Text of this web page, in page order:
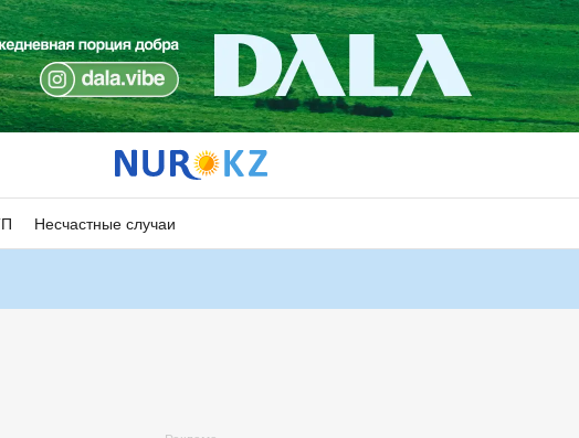
Несчастные случаи